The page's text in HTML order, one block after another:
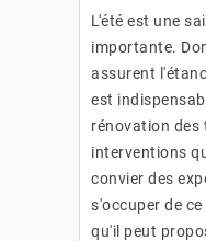
L'été est une
importante.
assurent
est
rénovation des
interventions
convier des
s'occuper de
qu'il peut